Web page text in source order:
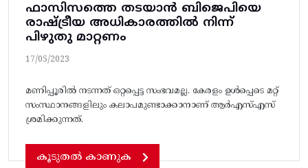
ഫാസിസത്തെ തടയാൻ ബിജെപിയെ
രാഷ്ട്രീയ അധികാരത്തില്‍ നിന്ന്
പിഴുതു മാറ്റണം
17/05/2023
മണിപ്പൂരിൽ നടന്നത് ഒറ്റപ്പെട്ട സംഭവമല്ല. കേരളം ഉള്‍പ്പെടെ മറ്റ്
സംസ്ഥാനങ്ങളിലും കലാപമുണ്ടാക്കാനാണ് ആര്‍എസ്എസ്
ശ്രമിക്കുന്നത്.
കൂടുതൽ കാണുക